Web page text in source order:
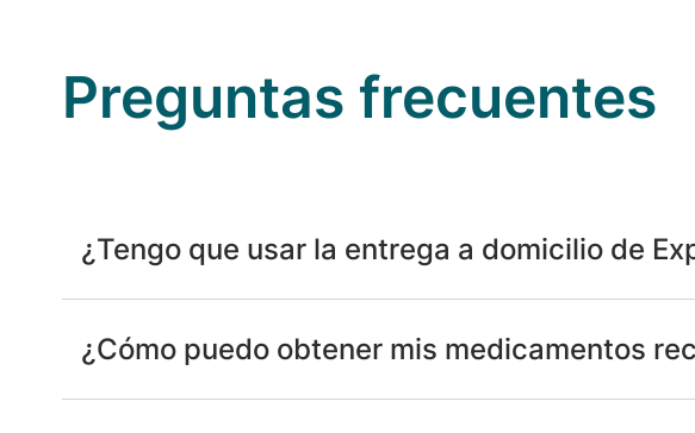
Preguntas frecuentes
¿Tengo que usar la entrega a domicilio de
¿Cómo puedo obtener mis medicamentos